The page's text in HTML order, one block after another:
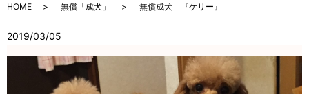
HOME 無償「成犬」 無償成犬 『ケリー』
2019/03/05